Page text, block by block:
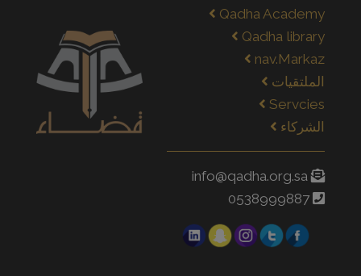
Qadha Academy
Qadha library
nav.Markaz
الملتقيات
Servcies
الشركاء
info@qadha.org.sa
0538999887